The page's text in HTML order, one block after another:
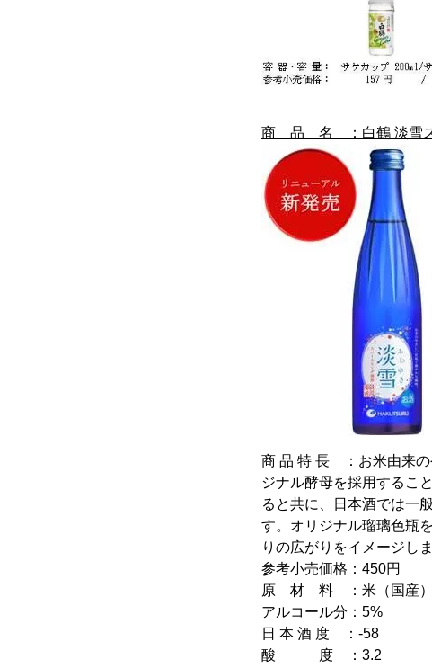
商 品 名 ：白鶴 淡雪ス
商 品 特 長 ：お米由来の
ジナル酵母を採用するこ
ると共に、日本酒では一
す。オリジナル瑠璃色瓶
りの広がりをイメージしま
参考小売価格：450円
原 材 料 ：米（国産）
アルコール分：5%
日 本 酒 度 ：-58
酸 度 ：3.2